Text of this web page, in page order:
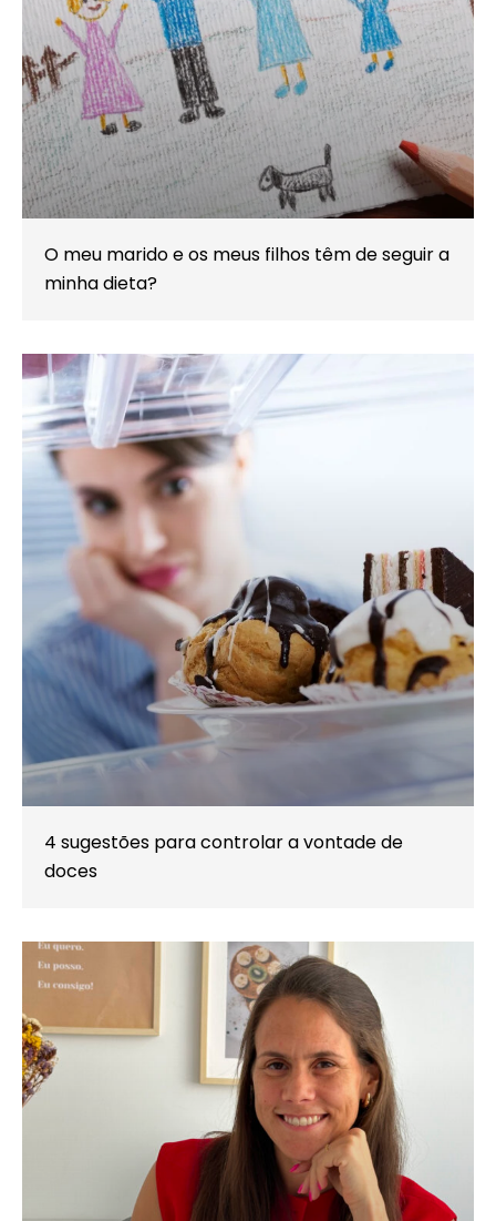
O meu marido e os meus filhos têm de seguir a
minha dieta?
4 sugestões para controlar a vontade de
doces